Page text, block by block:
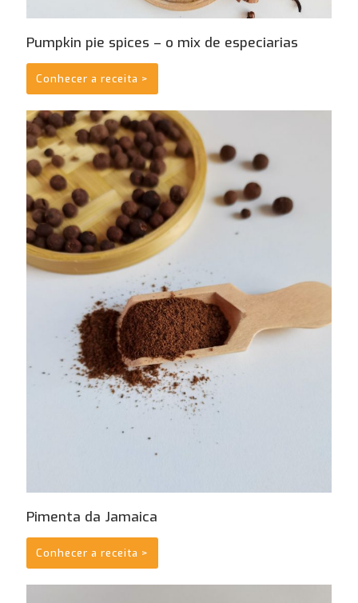
Pumpkin pie spices – o mix de especiarias
Conhecer a receita >
Pimenta da Jamaica
Conhecer a receita >